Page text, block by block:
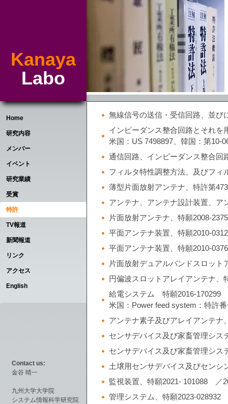
Kanaya
Labo
Home
研究内容
メンバー
イベント
研究業績
受賞
特許
TV報道
新聞報道
リンク
アクセス
English
Contact us:
金谷 晴一
九州大学大学院
システム情報科学研究院
無線信号の送信・受信回路、並び
インピーダンス整合回路とそれを
米国：US 7498897、韓国：第10-
通信回路、インピーダンス整合
フィルタ特性調整方法、及びフィ
薄型片面放射アンテナ、特許第
アンテナ、アンテナ設計装置、ア
片面放射アンテナ、特願2008-
平面アンテナ装置、特願2010-
平面アンテナ装置、特願2010-
片面放射デュアルバンドスロッ
円偏波スロットアレイアンテナ
給電システム 特願2016-170299
米国：Power feed system：特許
アンテナ素子及びアレイアンテ
センサデバイス及び家畜管理シ
センサデバイス及び家畜管理シ
土壌用センサデバイス及びセン
監視装置、特願2021- 101088 ／
管理システム、特願2023-028932